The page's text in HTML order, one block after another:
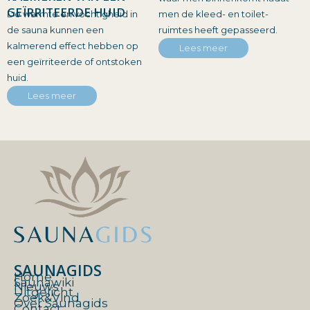
GEÏRRITEERDE HUID
De warmte en vochtigheid in
de sauna kunnen een
kalmerend effect hebben op
een geïrriteerde of ontstoken
huid.
Lees meer
men de kleed- en toilet-
ruimtes heeft gepasseerd.
Lees meer
SAUNAGIDS
Home
Saunawiki
Nieuws
Uitgelicht
Zoek&Vind
Over Saunagids